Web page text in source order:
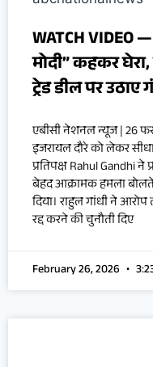
WATCH VIDEO
मोदी” कहकर
ट्रेड डील पर उठाए
एबीसी नेशनल न्यूज | 26
इजरायल दौरे को लेकर
प्रतिपक्ष Rahul Gandhi ने
बेहद आक्रामक हमला
दिया। राहुल गांधी ने
रद्द करने की चुनौती दिए
February 26, 2026